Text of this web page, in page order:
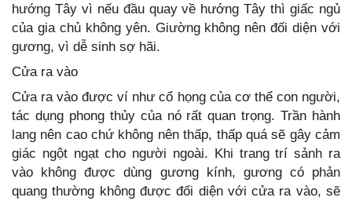
hướng Tây vì nếu đầu quay về hướng Tây thì giấc ngủ
của gia chủ không yên. Giường không nên đối diện với
gương, vì dễ sinh sợ hãi.
Cửa ra vào
Cửa ra vào được ví như cổ họng của cơ thể con người,
tác dụng phong thủy của nó rất quan trọng. Trần hành
lang nên cao chứ không nên thấp, thấp quá sẽ gây cảm
giác ngột ngạt cho người ngoài. Khi trang trí sảnh ra
vào không được dùng gương kính, gương có phản
quang thường không được đối diện với cửa ra vào, sẽ